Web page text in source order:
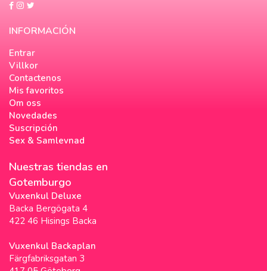
INFORMACIÓN
Entrar
Villkor
Contactenos
Mis favoritos
Om oss
Novedades
Suscripción
Sex & Samlevnad
Nuestras tiendas en
Gotemburgo
Vuxenkul Deluxe
Backa Bergögata 4
422 46 Hisings Backa
Vuxenkul Backaplan
Färgfabriksgatan 3